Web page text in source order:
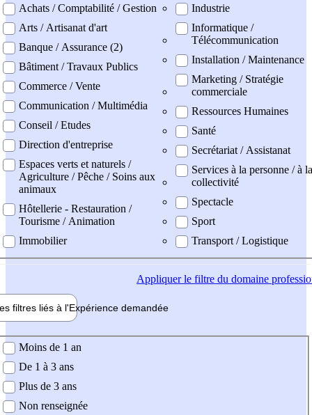
professionel
Achats / Comptabilité / Gestion
Arts / Artisanat d'art
Banque / Assurance (2)
Bâtiment / Travaux Publics
Commerce / Vente
Communication / Multimédia
Conseil / Etudes
Direction d'entreprise
Espaces verts et naturels /
Agriculture / Pêche / Soins aux
animaux
Hôtellerie - Restauration /
Tourisme / Animation
Immobilier
Industrie
Informatique /
Télécommunication
Installation / Maintenance
Marketing / Stratégie
commerciale
Ressources Humaines
Santé
Secrétariat / Assistanat
Services à la personne / à la
collectivité
Spectacle
Sport
Transport / Logistique
Appliquerle filtre du domaine
filtres liés à l'Expérience demandée
demandée
Moins de 1 an
De 1 à 3 ans
Plus de 3 ans
Non renseignée